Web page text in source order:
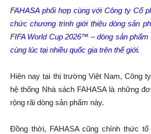
FAHASA phối hợp cùng với Công ty Cổ
chức chương trình giới thiệu dòng sản
FIFA World Cup 2026™ – dòng sản
cùng lúc tại nhiều quốc gia trên thế giới.
Hiện nay tại thị trường Việt Nam, Công
hệ thống Nhà sách FAHASA là những
rộng rãi dòng sản phẩm này.
Đồng thời, FAHASA cũng chính thức